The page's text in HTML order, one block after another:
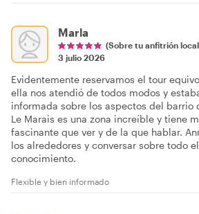
Marla
(Sobre tu anfitrión local
3 julio 2026
Evidentemente reservamos el tour
ella nos atendió de todos modos y
informada sobre los aspectos del barrio
Le Marais es una zona increíble y tiene
fascinante que ver y de la que hablar.
los alrededores y conversar sobre todo
conocimiento.
Flexible y bien informado